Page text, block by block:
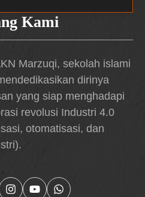
Kami
Marzuqi, sekolah islami
dirinya
yang siap menghadapi
revolusi Industri 4.0
otomatisasi, dan